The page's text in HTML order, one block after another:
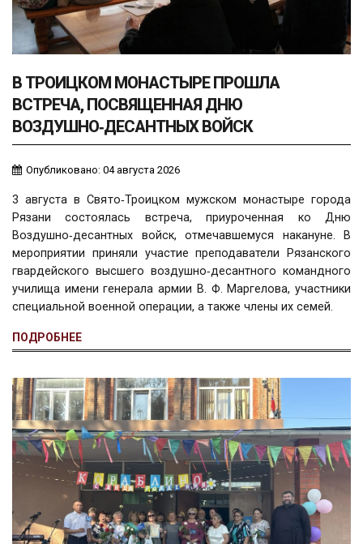
В ТРОИЦКОМ МОНАСТЫРЕ ПРОШЛА
ВСТРЕЧА, ПОСВЯЩЕННАЯ ДНЮ
ВОЗДУШНО‑ДЕСАНТНЫХ ВОЙСК
Опубликовано: 04 августа 2026
3 августа в Свято‑Троицком мужском монастыре города
Рязани состоялась встреча, приуроченная ко Дню
Воздушно‑десантных войск, отмечавшемуся накануне. В
мероприятии приняли участие преподаватели Рязанского
гвардейского высшего воздушно‑десантного командного
училища имени генерала армии В. Ф. Маргелова, участники
специальной военной операции, а также члены их семей.
ПОДРОБНЕЕ